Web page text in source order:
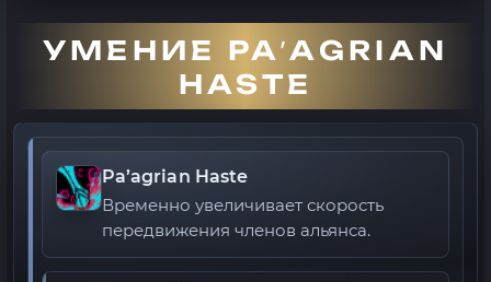
УМЕНИЕ PA’AGRIAN
HASTE
Pa’agrian Haste
Временно увеличивает скорость
передвижения членов альянса.